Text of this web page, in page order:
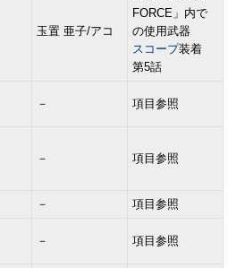
玉置 亜子/アコ
FORCE」内で
の使用武器
スコープ装着
第5話
－ 項目参照
－ 項目参照
－ 項目参照
－ 項目参照